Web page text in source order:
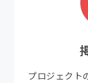
プロジェクト